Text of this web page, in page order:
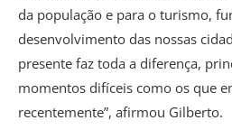
da população e para o turismo,
desenvolvimento das nossas
presente faz toda a diferença,
momentos difíceis como os que
recentemente”, afirmou Gilberto.